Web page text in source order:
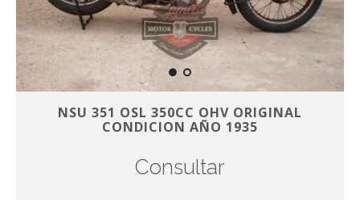
NSU 351 OSL 350CC OHV ORIGINAL
CONDICION AÑO 1935
Consultar